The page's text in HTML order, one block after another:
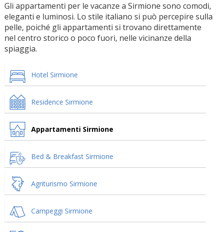
Gli appartamenti per le vacanze a Sirmione sono comodi,
eleganti e luminosi. Lo stile italiano si può percepire sulla
pelle, poiché gli appartamenti si trovano direttamente
nel centro storico o poco fuori, nelle vicinanze della
spiaggia.
Hotel Sirmione
Residence Sirmione
Appartamenti Sirmione
Bed & Breakfast Sirmione
Agriturismo Sirmione
Campeggi Sirmione